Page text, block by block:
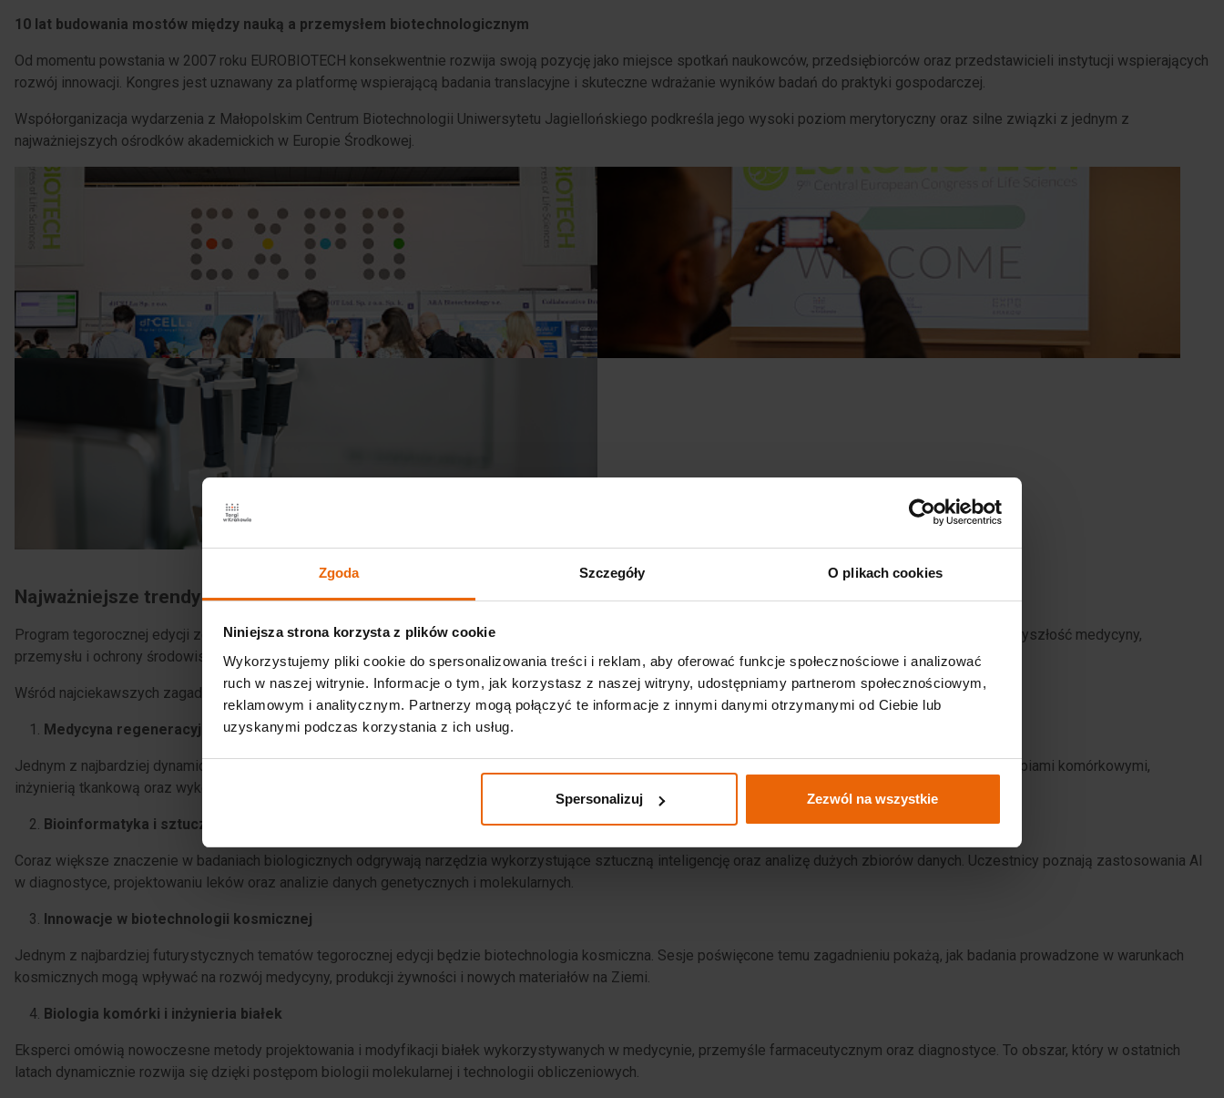
Zgoda Szczegóły O plikach cookies
Niniejsza strona korzysta z plików cookie
Wykorzystujemy pliki cookie do spersonalizowania treści i reklam, aby oferować funkcje społecznościowe i analizować
ruch w naszej witrynie. Informacje o tym, jak korzystasz z naszej witryny, udostępniamy partnerom społecznościowym,
reklamowym i analitycznym. Partnerzy mogą połączyć te informacje z innymi danymi otrzymanymi od Ciebie lub
uzyskanymi podczas korzystania z ich usług.
Spersonalizuj Zezwól na wszystkie
10 lat budowania mostów między nauką a przemysłem biotechnologicznym
Od momentu powstania w 2007 roku EUROBIOTECH konsekwentnie rozwija swoją pozycję jako miejsce spotkań naukowców, przedsiębiorców oraz przedstawicieli instytucji wspierających
rozwój innowacji. Kongres jest uznawany za platformę wspierającą badania translacyjne i skuteczne wdrażanie wyników badań do praktyki gospodarczej.
Współorganizacja wydarzenia z Małopolskim Centrum Biotechnologii Uniwersytetu Jagiellońskiego podkreśla jego wysoki poziom merytoryczny oraz silne związki z jednym z
najważniejszych ośrodków akademickich w Europie Środkowej.
Najważniejsze trendy i przełomowe technologie
Program tegorocznej edycji został przygotowany z myślą o przedstawieniu najnowszych osiągnięć naukowych oraz technologii, które już dziś wpływają na przyszłość medycyny,
przemysłu i ochrony środowiska.
Wśród najciekawszych zagadnień, które zostaną omówione podczas kongresu biotechnologia, znajdą się:
Medycyna regeneracyjna i terapie przyszłości
Jednym z najbardziej dynamicznie rozwijających się obszarów będzie medycyna regeneracyjna. Eksperci przedstawią najnowsze osiągnięcia związane z terapiami komórkowymi,
inżynierią tkankową oraz wykorzystaniem komórek macierzystych w leczeniu chorób przewlekłych i cywilizacyjnych.
Bioinformatyka i sztuczna inteligencja w naukach o życiu
Coraz większe znaczenie w badaniach biologicznych odgrywają narzędzia wykorzystujące sztuczną inteligencję oraz analizę dużych zbiorów danych. Uczestnicy poznają zastosowania AI
w diagnostyce, projektowaniu leków oraz analizie danych genetycznych i molekularnych.
Innowacje w biotechnologii kosmicznej
Jednym z najbardziej futurystycznych tematów tegorocznej edycji będzie biotechnologia kosmiczna. Sesje poświęcone temu zagadnieniu pokażą, jak badania prowadzone w warunkach
kosmicznych mogą wpływać na rozwój medycyny, produkcji żywności i nowych materiałów na Ziemi.
Biologia komórki i inżynieria białek
Eksperci omówią nowoczesne metody projektowania i modyfikacji białek wykorzystywanych w medycynie, przemyśle farmaceutycznym oraz diagnostyce. To obszar, który w ostatnich
latach dynamicznie rozwija się dzięki postępom biologii molekularnej i technologii obliczeniowych.